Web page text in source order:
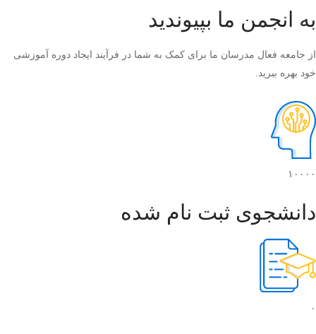
به انجمن ما بپیوندید
از جامعه فعال مدرسان ما برای کمک به شما در فرآیند ایجاد دوره آموزشی
خود بهره ببرید.
۱۰۰۰۰
دانشجوی ثبت نام شده
۰